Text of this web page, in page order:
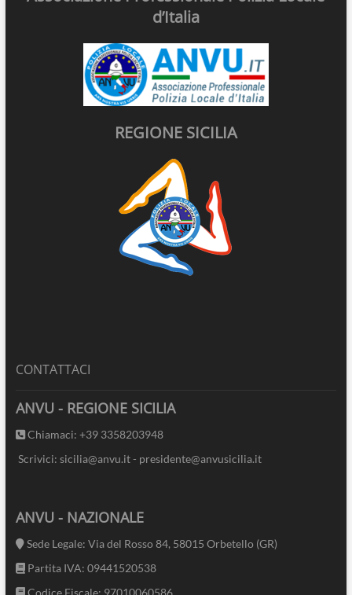
d’Italia
REGIONE SICILIA
CONTATTACI
ANVU - REGIONE SICILIA
Chiamaci: +39 3358203948
Scrivici: sicilia@anvu.it - presidente@anvusicilia.it
ANVU - NAZIONALE
Sede Legale: Via del Rosso 84, 58015 Orbetello (GR)
Partita IVA: 09441520538
Codice Fiscale: 97010060586